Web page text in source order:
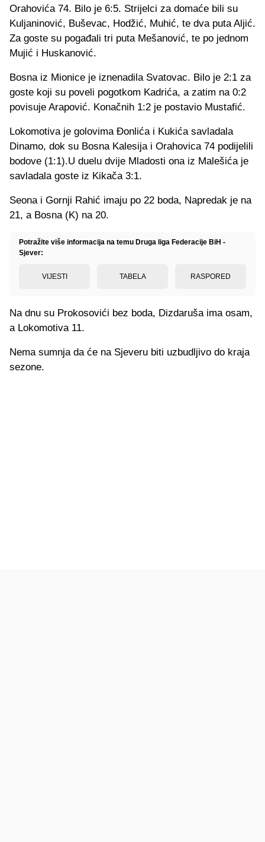
Orahovića 74. Bilo je 6:5. Strijelci za domaće bili su
Kuljaninović, Buševac, Hodžić, Muhić, te dva puta Aljić.
Za goste su pogađali tri puta Mešanović, te po jednom
Mujić i Huskanović.
Bosna iz Mionice je iznenadila Svatovac. Bilo je 2:1 za
goste koji su poveli pogotkom Kadrića, a zatim na 0:2
povisuje Arapović. Konačnih 1:2 je postavio Mustafić.
Lokomotiva je golovima Đonlića i Kukića savladala
Dinamo, dok su Bosna Kalesija i Orahovica 74 podijelili
bodove (1:1).U duelu dvije Mladosti ona iz Malešića je
savladala goste iz Kikača 3:1.
Seona i Gornji Rahić imaju po 22 boda, Napredak je na
21, a Bosna (K) na 20.
Potražite više informacija na temu Druga liga Federacije BiH -
Sjever:
VIJESTI TABELA RASPORED
Na dnu su Prokosovići bez boda, Dizdaruša ima osam,
a Lokomotiva 11.
Nema sumnja da će na Sjeveru biti uzbudljivo do kraja
sezone.